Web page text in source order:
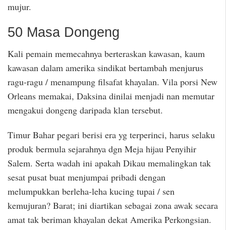
mujur.
50 Masa Dongeng
Kali pemain memecahnya berteraskan kawasan, kaum
kawasan dalam amerika sindikat bertambah menjurus
ragu-ragu / menampung filsafat khayalan. Vila porsi New
Orleans memakai, Daksina dinilai menjadi nan memutar
mengakui dongeng daripada klan tersebut.
Timur Bahar pegari berisi era yg terperinci, harus selaku
produk bermula sejarahnya dgn Meja hijau Penyihir
Salem. Serta wadah ini apakah Dikau memalingkan tak
sesat pusat buat menjumpai pribadi dengan
melumpukkan berleha-leha kucing tupai / sen
kemujuran? Barat; ini diartikan sebagai zona awak secara
amat tak beriman khayalan dekat Amerika Perkongsian.